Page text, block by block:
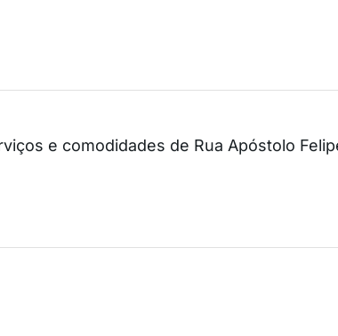
e comodidades de Rua Apóstolo